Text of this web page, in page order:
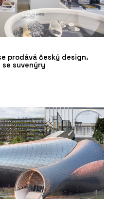
prodává český design.
suvenýry